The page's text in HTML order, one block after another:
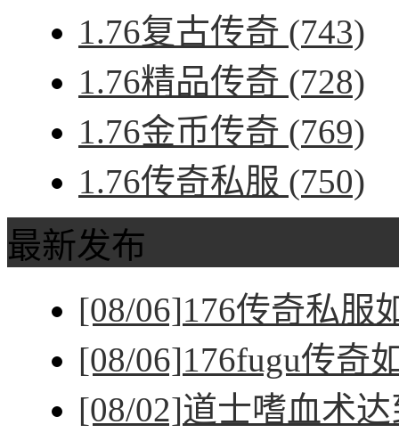
1.76复古传奇 (743)
1.76精品传奇 (728)
1.76金币传奇 (769)
1.76传奇私服 (750)
最新发布
[08/06]176传奇私服
[08/06]176fugu传奇
[08/02]道士嗜血术